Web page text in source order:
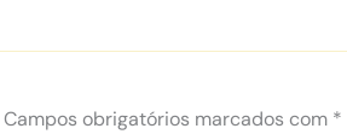
Campos obrigatórios marcados com *